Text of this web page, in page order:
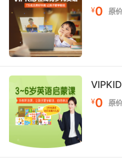
我自始至终都不会效忠于那
8. For your allegiance,
为了回报你的忠诚 我们向
9. My allegiance is to
people here.
我只效忠我的家庭 还有我
10. They're only
allegiance.
¥0 原
¥0 原